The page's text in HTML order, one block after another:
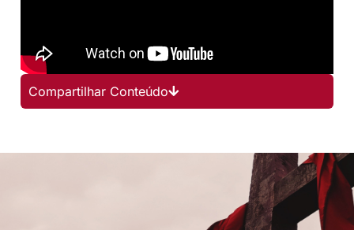
Compartilhar Conteúdo